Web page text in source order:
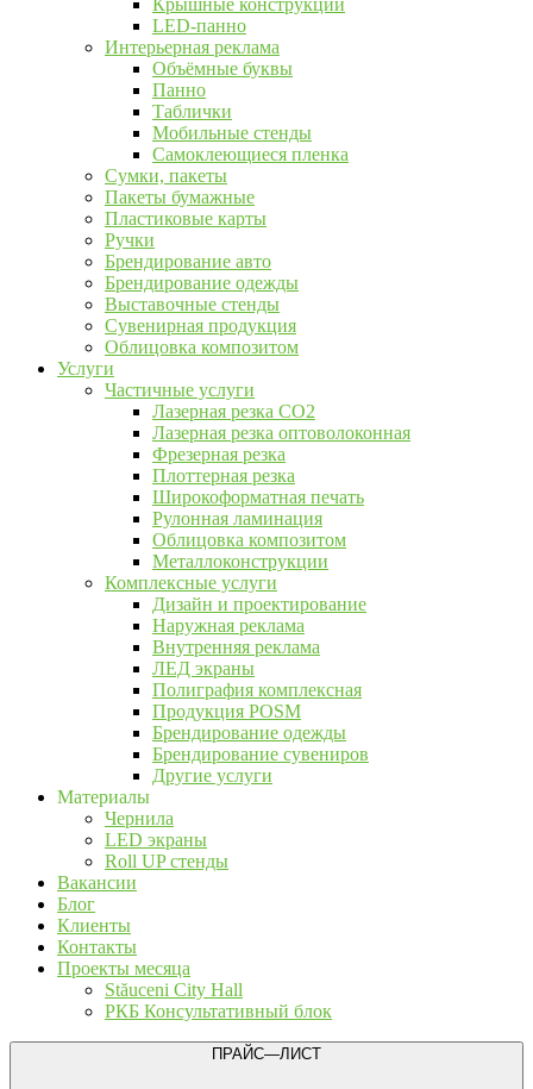
Крышные конструкции
LED-панно
Интерьерная реклама
Объёмные буквы
Панно
Таблички
Мобильные стенды
Самоклеющиеся пленка
Сумки, пакеты
Пакеты бумажные
Пластиковые карты
Ручки
Брендирование авто
Брендирование одежды
Выставочные стенды
Сувенирная продукция
Облицовка композитом
Услуги
Частичные услуги
Лазерная резка CO2
Лазерная резка оптоволоконная
Фрезерная резка
Плоттерная резка
Широкоформатная печать
Рулонная ламинация
Облицовка композитом
Металлоконструкции
Комплексные услуги
Дизайн и проектирование
Наружная реклама
Внутренняя реклама
ЛЕД экраны
Полиграфия комплексная
Продукция POSM
Брендирование одежды
Брендирование сувениров
Другие услуги
Материалы
Чернила
LED экраны
Roll UP стенды
Вакансии
Блог
Клиенты
Контакты
Проекты месяца
Stăuceni City Hall
РКБ Консультативный блок
ПРАЙС—ЛИСТ